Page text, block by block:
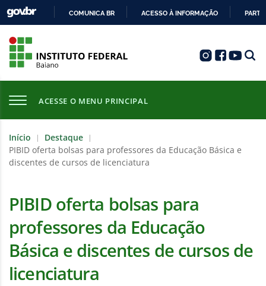
COMUNICA BR ACESSO À INFORMAÇÃO
ACESSE O MENU PRINCIPAL
Início | Destaque |
PIBID oferta bolsas para professores da Educação Básica e
discentes de cursos de licenciatura
PIBID oferta bolsas para
professores da Educação
Básica e discentes de cursos de
licenciatura